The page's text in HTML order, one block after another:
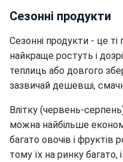
Сезонні продукти
Сезонні продукти - це ті
найкраще ростуть і
теплиць або довгого
зазвичай дешевші,
Влітку (червень-
можна найбільше
багато овочів і фруктів
тому їх на ринку багато,